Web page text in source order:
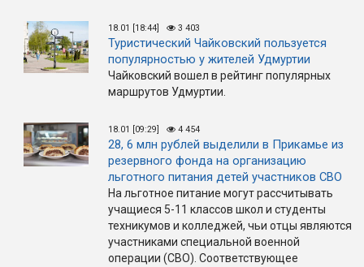
18.01 [18:44] 3 403
Туристический Чайковский пользуется
популярностью у жителей Удмуртии
Чайковский вошел в рейтинг популярных
маршрутов Удмуртии.
18.01 [09:29] 4 454
28, 6 млн рублей выделили в Прикамье из
резервного фонда на организацию
льготного питания детей участников СВО
На льготное питание могут рассчитывать
учащиеся 5-11 классов школ и студенты
техникумов и колледжей, чьи отцы являются
участниками специальной военной
операции (СВО). Соответствующее